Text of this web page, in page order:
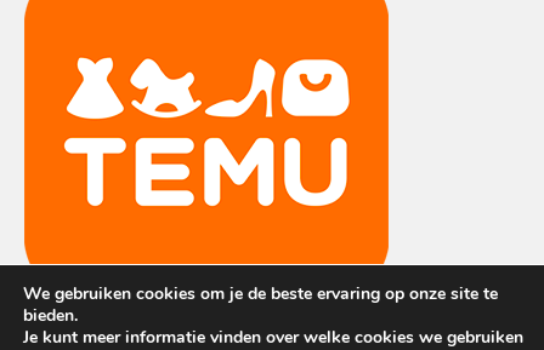
We gebruiken cookies om je de beste ervaring op onze site te
bieden.
Je kunt meer informatie vinden over welke cookies we gebruiken